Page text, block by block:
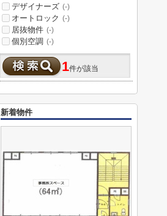
デザイナーズ (-)
オートロック (-)
居抜物件 (-)
個別空調 (-)
1件が該当
新着物件